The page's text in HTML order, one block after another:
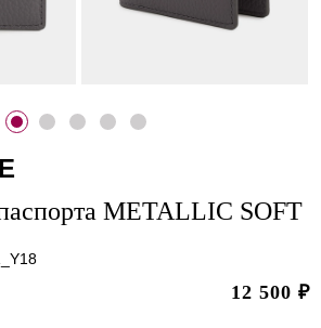
METALLIC SOFT
12 500 ₽